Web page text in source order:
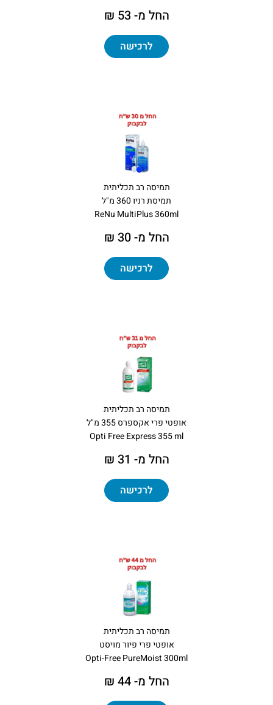
החל מ- 53 ₪
לרכישה
תמיסה רב תכליתית
תמיסת רניו 360 מ"ל
ReNu MultiPlus 360ml
החל מ- 30 ₪
לרכישה
תמיסה רב תכליתית
אופטי פרי אקספרס 355 מ"ל
Opti Free Express 355 ml
החל מ- 31 ₪
לרכישה
תמיסה רב תכליתית
אופטי פרי פיור מויסט
Opti-Free PureMoist 300ml
החל מ- 44 ₪